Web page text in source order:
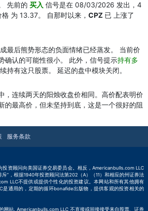
先前的 买入 信号是在 08/03/2026 发出，4
为 13.37。 自那时以来， CPZ 已 上涨了
最后熊势形态的负面情绪已经蒸发。 当前价
确认的可能性很小。 此外，信号提示持有多
持有这只股票。 延迟的盘中模块关闭。
，连续两天的阳烛收盘价相同。高价配表明价
的最高价，但未坚持到底，这是一个很好的阻
服务条款
投资顾问向美国证券交易委员会。相反，Americanbulls.com LLC
”，根据1940年投资顾问法第202（A）（11）和相应的州证券法
LLC不提供或提供个性化的投资建议。本网站和所有其他拥有
是通用的，定期的循环bonafide出版物，提供客观的投资相关的
网站. Americanbulls.com LLC 不直接或间接接受来自股票、证券